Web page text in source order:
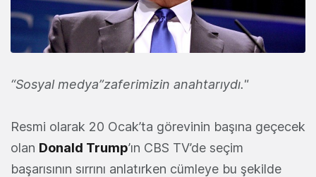
“Sosyal medya”zaferimizin anahtarıydı."
Resmi olarak 20 Ocak’ta görevinin başına geçecek
olan Donald Trump’ın CBS TV’de seçim
başarısının sırrını anlatırken cümleye bu şekilde